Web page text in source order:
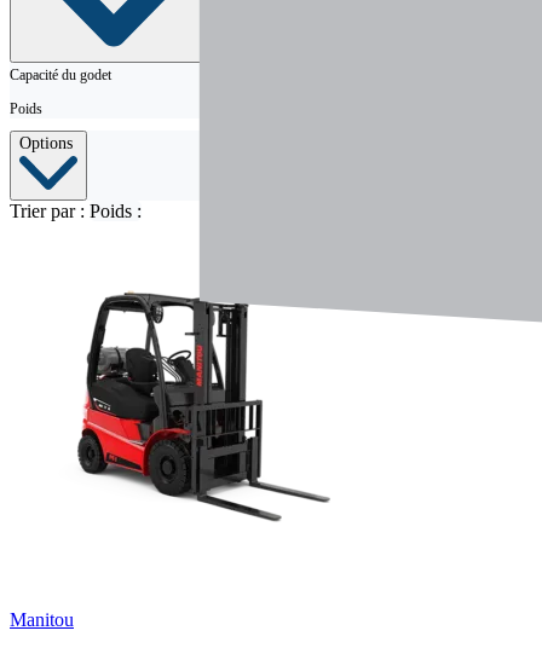
Capacité du godet
Poids
Options
Trier par : Poids :
Manitou